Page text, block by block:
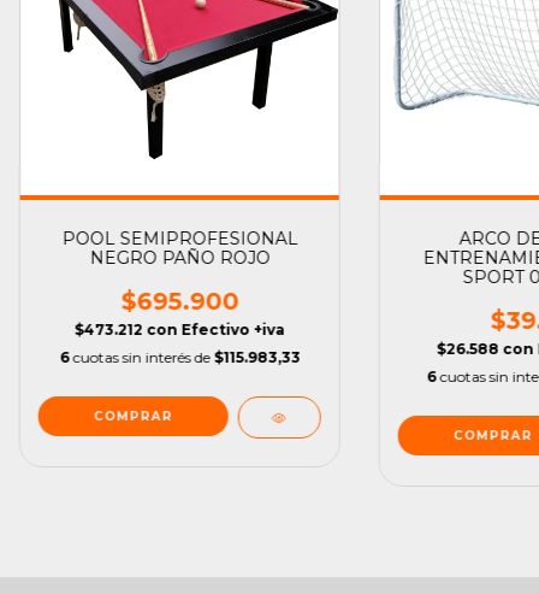
POOL SEMIPROFESIONAL
NEGRO PAÑO ROJO
$695.900
$473.212 con Efectivo +iva
6 cuotas sin interés de $115.983,33
ARCO
SPORT
$26.588 con
6 cuotas sin